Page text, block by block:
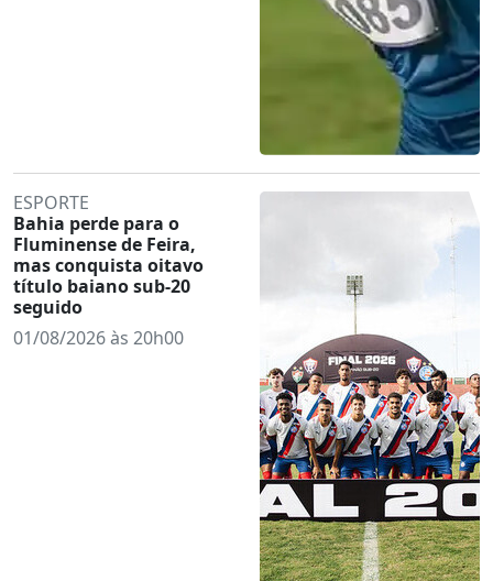
ESPORTE
Bahia perde para o
Fluminense de Feira,
mas conquista oitavo
título baiano sub-20
seguido
01/08/2026 às 20h00